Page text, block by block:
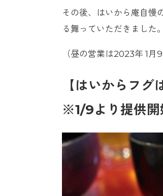
その後、はいから庵自慢
る舞っていただきました。
（昼の営業は2023年 1月
【はいからフ
※1/9より提供開